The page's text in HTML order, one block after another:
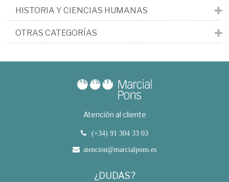
HISTORIA Y CIENCIAS HUMANAS
OTRAS CATEGORÍAS
Atención al cliente
(+34) 91 304 33 03
atencion@marcialpons.es
¿DUDAS?